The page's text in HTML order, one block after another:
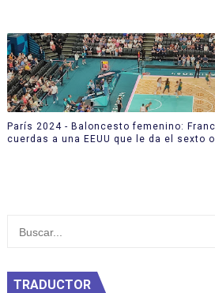
París 2024 - Baloncesto femenino:
cuerdas a una EEUU que le da el sexto
TRADUCTOR